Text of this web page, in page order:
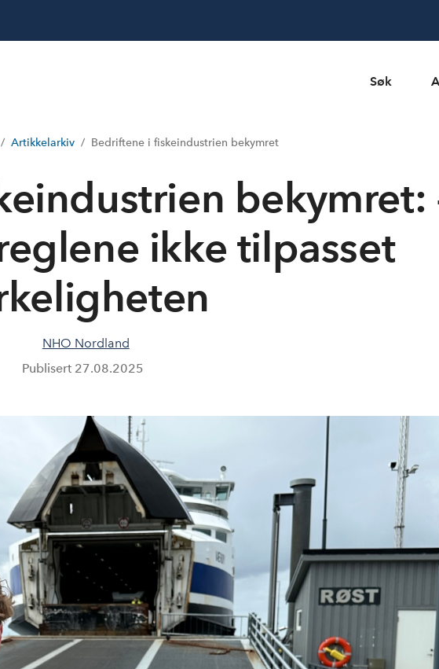
Søk
Artikkelarkiv Bedriftene i fiskeindustrien bekymret
bekymret:
ikke tilpasset
NHO Nordland
Publisert 27.08.2025